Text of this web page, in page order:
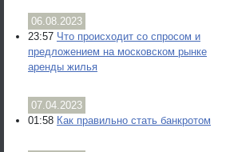
06.08.2023
23:57 Что происходит со спросом и
предложением на московском рынке
аренды жилья
07.04.2023
01:58 Как правильно стать банкротом